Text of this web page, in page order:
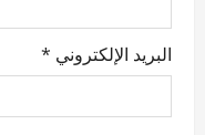
البريد الإلكتروني *